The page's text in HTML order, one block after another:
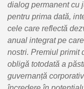
dialog permanent cu
pentru prima dată,
cele care reflectă
anual integrat pe
nostri. Premiul primit
obligă totodată a
guvernanță